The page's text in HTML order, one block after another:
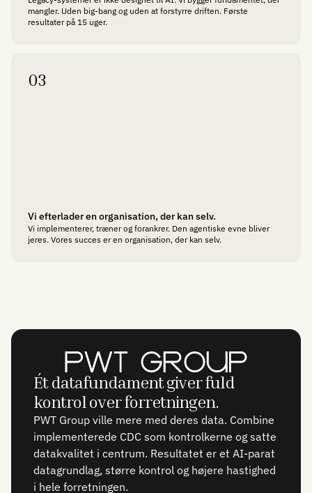
mangler. Uden big-bang og uden at forstyrre driften. Første
resultater på 15 uger.
03
Vi efterlader en organisation, der kan selv.
Vi implementerer, træner og forankrer. Den agentiske evne bliver
jeres. Vores succes er en organisation, der kan selv.
Ét datafundament giver fuld
kontrol over forretningen.
PWT Group ville mere med deres data. Combine
implementerede CDC som kontrolkerne og satte
datakvalitet i centrum. Resultatet er et AI-parat
datagrundlag, større kontrol og højere hastighed
i hele forretningen.